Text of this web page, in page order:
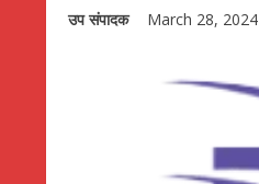
उप संपादक March 28, 2024